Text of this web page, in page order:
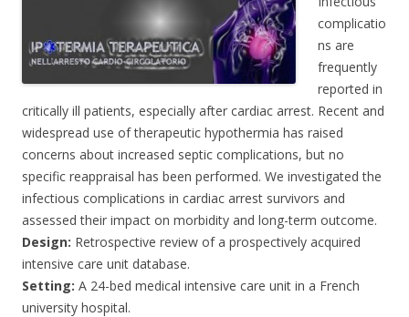
complicatio
ns are
frequently
reported in
critically ill patients, especially after cardiac arrest. Recent and
widespread use of therapeutic hypothermia has raised
concerns about increased septic complications, but no
specific reappraisal has been performed. We investigated the
infectious complications in cardiac arrest survivors and
assessed their impact on morbidity and long-term outcome.
Design: Retrospective review of a prospectively acquired
intensive care unit database.
Setting: A 24-bed medical intensive care unit in a French
university hospital.